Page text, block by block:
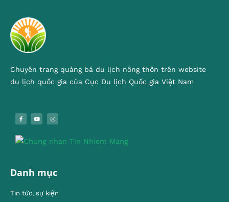
Chuyên trang quảng bá du lịch nông thôn trên website
du lịch quốc gia của Cục Du lịch Quốc gia Việt Nam
Danh mục
Tin tức, sự kiện